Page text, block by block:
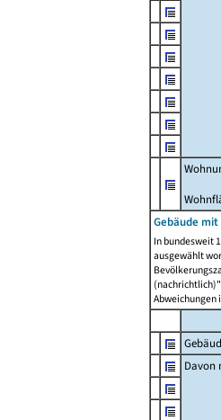
Gebäude
In bundesweit
ausgewählt
Abweichungen
Davon